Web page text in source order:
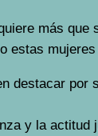
más
estas
destacar por
y la actitud